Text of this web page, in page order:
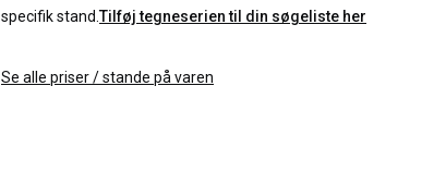
specifik stand. Tilføj tegneserien til din søgeliste her
Se alle priser / stande på varen